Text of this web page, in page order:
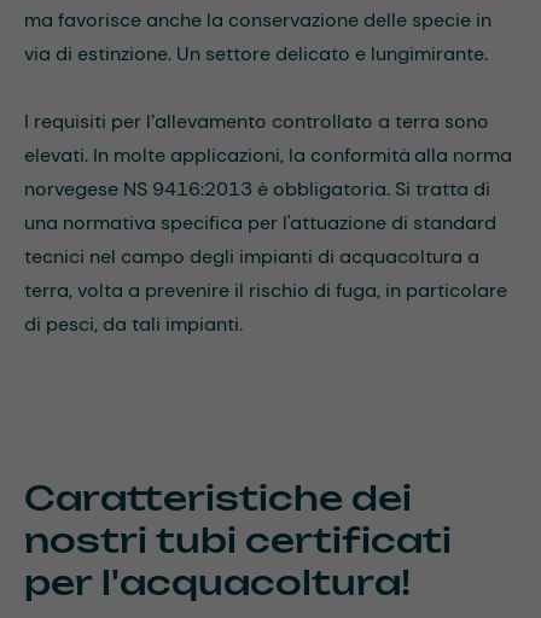
ma favorisce anche la conservazione delle specie in
via di estinzione. Un settore delicato e lungimirante.
I requisiti per l’allevamento controllato a terra sono
elevati. In molte applicazioni, la conformità alla norma
norvegese NS 9416:2013 è obbligatoria. Si tratta di
una normativa specifica per l'attuazione di standard
tecnici nel campo degli impianti di acquacoltura a
terra, volta a prevenire il rischio di fuga, in particolare
di pesci, da tali impianti.
Caratteristiche dei
nostri tubi certificati
per l'acquacoltura!